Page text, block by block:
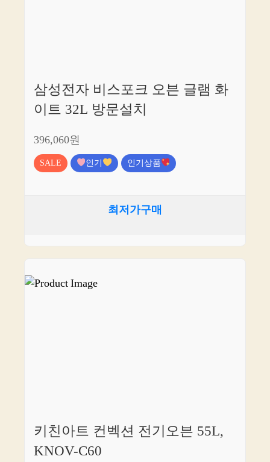
삼성전자 비스포크 오븐 글램 화
이트 32L 방문설치
396,060원
SALE 인기 인기상품
최저가구매
키친아트 컨벡션 전기오븐 55L,
KNOV-C60